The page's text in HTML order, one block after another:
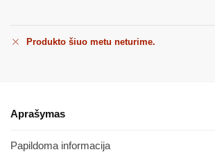
Produkto šiuo metu neturime.
Aprašymas
Papildoma informacija